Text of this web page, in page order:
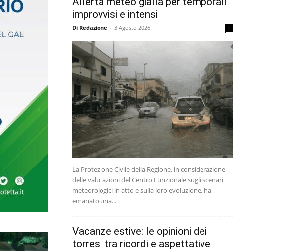
improvvisi e intensi
Di Redazione - 3 Agosto 2026
La Protezione Civile della Regione, in considerazione
delle valutazioni del Centro Funzionale sugli scenari
meteorologici in atto e sulla loro evoluzione, ha
emanato una...
Vacanze estive: le opinioni dei
torresi tra ricordi e aspettative